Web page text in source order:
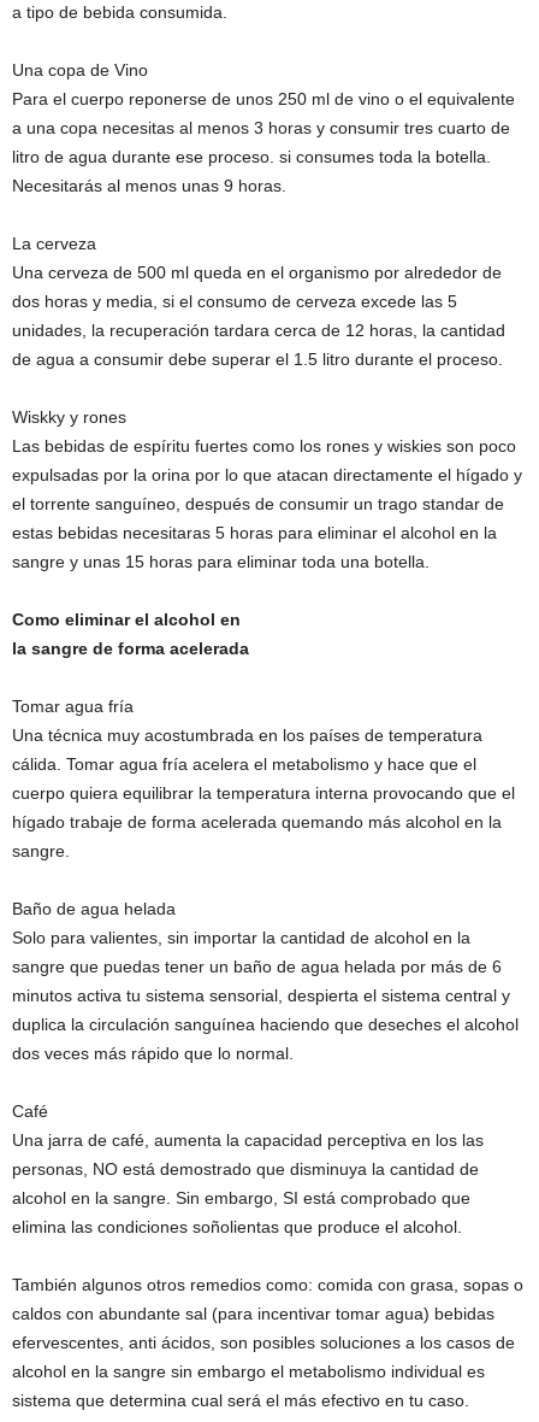
a tipo de bebida consumida.
Una copa de Vino
Para el cuerpo reponerse de unos 250 ml de vino o el equivalente
a una copa necesitas al menos 3 horas y consumir tres cuarto de
litro de agua durante ese proceso. si consumes toda la botella.
Necesitarás al menos unas 9 horas.
La cerveza
Una cerveza de 500 ml queda en el organismo por alrededor de
dos horas y media, si el consumo de cerveza excede las 5
unidades, la recuperación tardara cerca de 12 horas, la cantidad
de agua a consumir debe superar el 1.5 litro durante el proceso.
Wiskky y rones
Las bebidas de espíritu fuertes como los rones y wiskies son poco
expulsadas por la orina por lo que atacan directamente el hígado y
el torrente sanguíneo, después de consumir un trago standar de
estas bebidas necesitaras 5 horas para eliminar el alcohol en la
sangre y unas 15 horas para eliminar toda una botella.
Como eliminar el alcohol en
la sangre de forma acelerada
Tomar agua fría
Una técnica muy acostumbrada en los países de temperatura
cálida. Tomar agua fría acelera el metabolismo y hace que el
cuerpo quiera equilibrar la temperatura interna provocando que el
hígado trabaje de forma acelerada quemando más alcohol en la
sangre.
Baño de agua helada
Solo para valientes, sin importar la cantidad de alcohol en la
sangre que puedas tener un baño de agua helada por más de 6
minutos activa tu sistema sensorial, despierta el sistema central y
duplica la circulación sanguínea haciendo que deseches el alcohol
dos veces más rápido que lo normal.
Café
Una jarra de café, aumenta la capacidad perceptiva en los las
personas, NO está demostrado que disminuya la cantidad de
alcohol en la sangre. Sin embargo, SI está comprobado que
elimina las condiciones soñolientas que produce el alcohol.
También algunos otros remedios como: comida con grasa, sopas o
caldos con abundante sal (para incentivar tomar agua) bebidas
efervescentes, anti ácidos, son posibles soluciones a los casos de
alcohol en la sangre sin embargo el metabolismo individual es
sistema que determina cual será el más efectivo en tu caso.